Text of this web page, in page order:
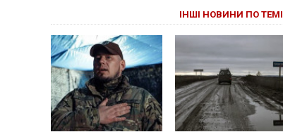
ІНШІ НОВИНИ ПО ТЕМІ